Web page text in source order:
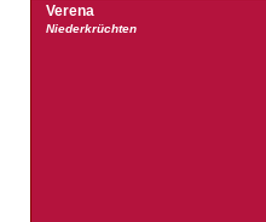
Verena
Niederkrüchten